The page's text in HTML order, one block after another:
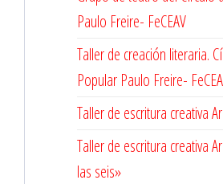
Paulo Freire- FeCEAV
Taller de creación literaria.
Popular Paulo Freire-
Taller de escritura creativa
Taller de escritura creativa
las seis»